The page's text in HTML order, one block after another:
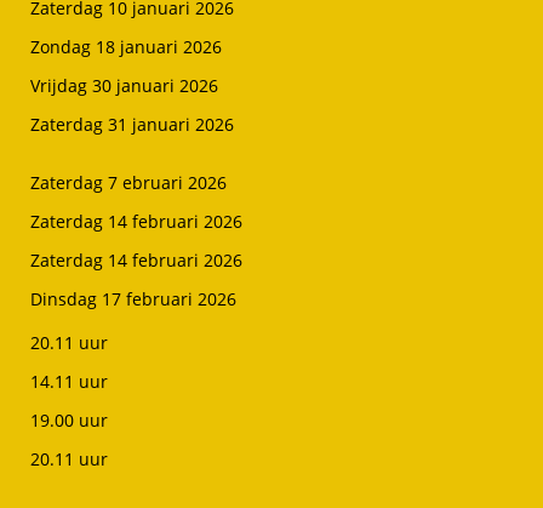
Zaterdag 10 januari 2026​
Zondag 18 januari 2026
Vrijdag 30 januari 2026
Zaterdag 31 januari 2026
Zaterdag 7 ebruari 2026
Zaterdag 14 februari 2026
Zaterdag 14 februari 2026
Dinsdag 17 februari 2026
20.11 uur ​​
14.11 uur
19.00 uur
20.11 uur